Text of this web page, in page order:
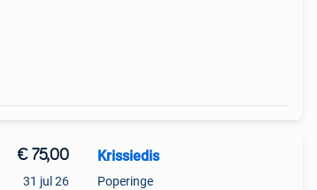
€ 75,00
31 jul 26
Krissiedis
Poperinge